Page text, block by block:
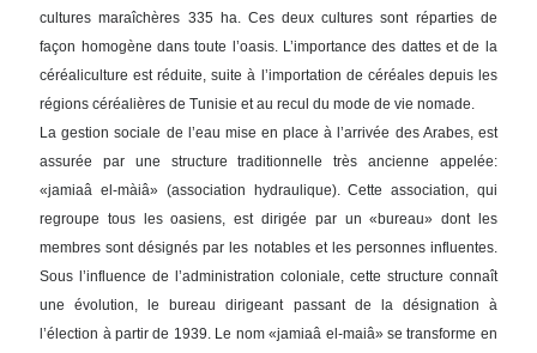
cultures maraîchères 335 ha. Ces deux cultures sont réparties de
façon homogène dans toute l’oasis. L’importance des dattes et de la
céréaliculture est réduite, suite à l’importation de céréales depuis les
régions céréalières de Tunisie et au recul du mode de vie nomade.
La gestion sociale de l’eau mise en place à l’arrivée des Arabes, est
assurée par une structure traditionnelle très ancienne appelée:
«jamiaâ el-màiâ» (association hydraulique). Cette association, qui
regroupe tous les oasiens, est dirigée par un «bureau» dont les
membres sont désignés par les notables et les personnes influentes.
Sous l’influence de l’administration coloniale, cette structure connaît
une évolution, le bureau dirigeant passant de la désignation à
l’élection à partir de 1939. Le nom «jamiaâ el-maiâ» se transforme en